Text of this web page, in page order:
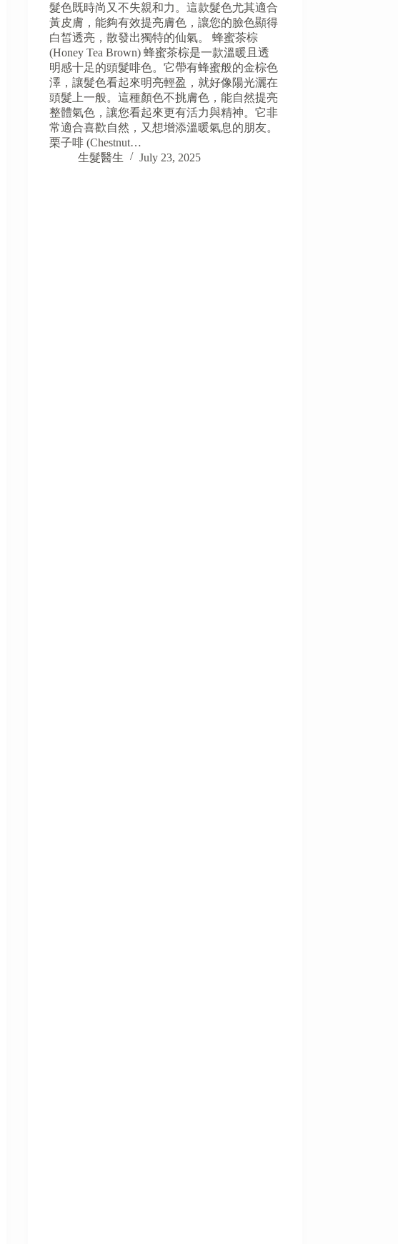
髮色既時尚又不失親和力。這款髮色尤其適合
黃皮膚，能夠有效提亮膚色，讓您的臉色顯得
白皙透亮，散發出獨特的仙氣。 蜂蜜茶棕
(Honey Tea Brown) 蜂蜜茶棕是一款溫暖且透
明感十足的頭髮啡色。它帶有蜂蜜般的金棕色
澤，讓髮色看起來明亮輕盈，就好像陽光灑在
頭髮上一般。這種顏色不挑膚色，能自然提亮
整體氣色，讓您看起來更有活力與精神。它非
常適合喜歡自然，又想增添溫暖氣息的朋友。
栗子啡 (Chestnut…
生髮醫生
July 23, 2025